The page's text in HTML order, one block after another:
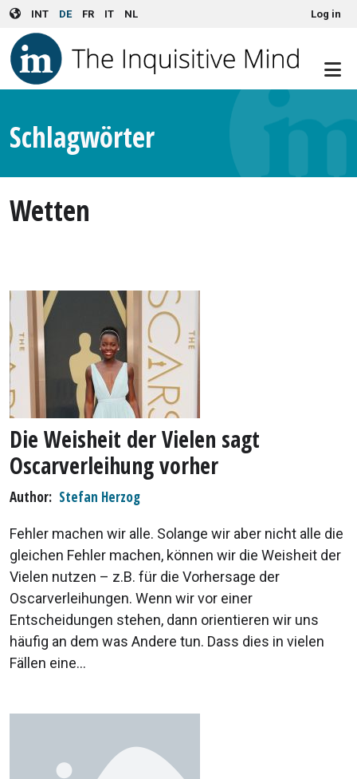
Skip to main content
INT DE FR IT NL User account menuLog in
Schlagwörter
Wetten
Die Weisheit der Vielen sagt
Oscarverleihung vorher
Author Stefan Herzog
Fehler machen wir alle. Solange wir aber nicht alle die
gleichen Fehler machen, können wir die Weisheit der
Vielen nutzen – z.B. für die Vorhersage der
Oscarverleihungen. Wenn wir vor einer
Entscheidungen stehen, dann orientieren wir uns
häufig an dem was Andere tun. Dass dies in vielen
Fällen eine...